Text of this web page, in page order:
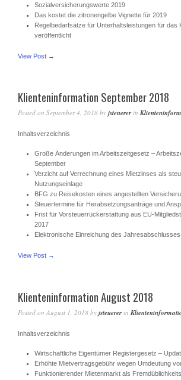
Sozialversicherungswerte 2019
Das kostet die zitronengelbe Vignette für 2019
Regelbedarfsätze für Unterhaltsleistungen für das
veröffentlicht
View Post →
Klienteninformation September 2018
Posted on September 4, 2018 by jsteuerer in
Inhaltsverzeichnis
Große Änderungen im Arbeitszeitgesetz –
September
Verzicht auf Verrechnung eines Mietzinses als
Nutzungseinlage
BFG zu Reisekosten eines angestellten
Steuertermine für Herabsetzungsanträge und
Frist für Vorsteuerrückerstattung aus EU-
2017
Elektronische Einreichung des
View Post →
Klienteninformation August 2018
Posted on August 1, 2018 by jsteuerer in
Inhaltsverzeichnis
Wirtschaftliche Eigentümer Registergesetz –
Erhöhte Mietvertragsgebühr wegen Umdeutung
Funktionierender Mietenmarkt als